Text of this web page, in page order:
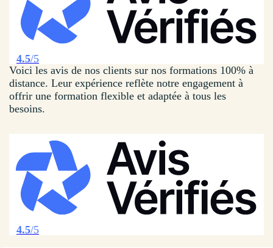
4.5/5
Voici les avis de nos clients sur nos formations 100% à
distance. Leur expérience reflète notre engagement à
offrir une formation flexible et adaptée à tous les
besoins.
4.5/5